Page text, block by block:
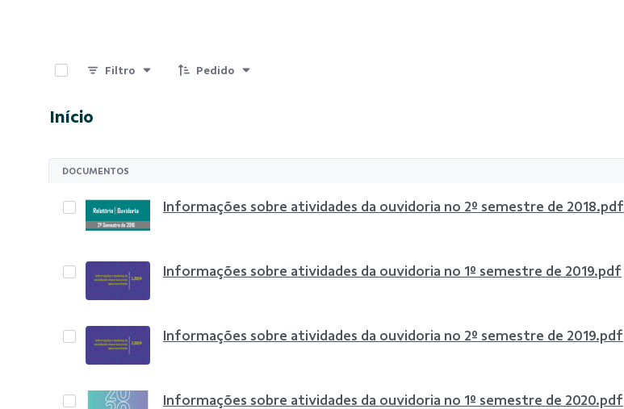
Filtro Pedido
Início
DOCUMENTOS
Informações sobre atividades da ouvidoria no 2º semestre de 2018.pdf
Informações sobre atividades da ouvidoria no 1º semestre de 2019.pdf
Informações sobre atividades da ouvidoria no 2º semestre de 2019.pdf
Informações sobre atividades da ouvidoria no 1º semestre de 2020.pdf